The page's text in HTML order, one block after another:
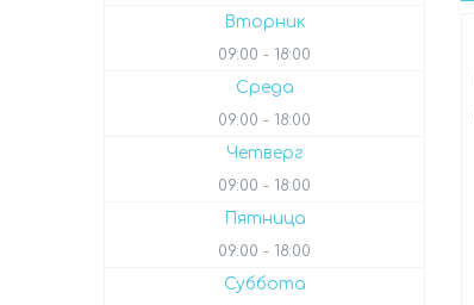
Вторник
09:00 18:00
Среда
09:00 18:00
Четверг
09:00 18:00
Пятница
09:00 18:00
Суббота